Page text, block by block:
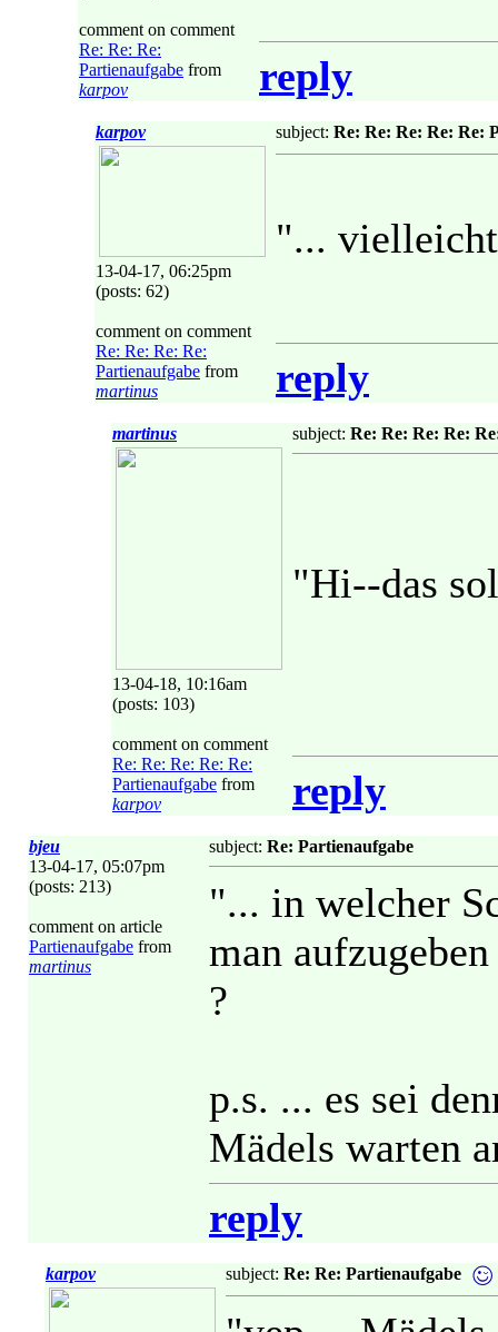
comment on comment
Re: Re: Re:
Partienaufgabe from
karpov
reply
karpov
13-04-17, 06:25pm
(posts: 62)
comment on comment
Re: Re: Re: Re:
Partienaufgabe from
martinus
subject: Re: Re: Re: Re: Re:
"...
reply
martinus
13-04-18, 10:16am
(posts: 103)
comment on comment
Re: Re: Re: Re: Re:
Partienaufgabe from
karpov
subject: Re: Re: Re: Re:
"Hi--das
reply
bjeu
13-04-17, 05:07pm
(posts: 213)
comment on article
Partienaufgabe from
martinus
subject: Re: Partienaufgabe
"... in welcher
man
?
p.s. ... es sei
Mädels warten
reply
karpov subject: Re: Re: Partienaufgabe